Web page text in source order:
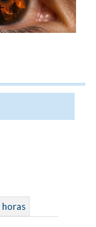
horas